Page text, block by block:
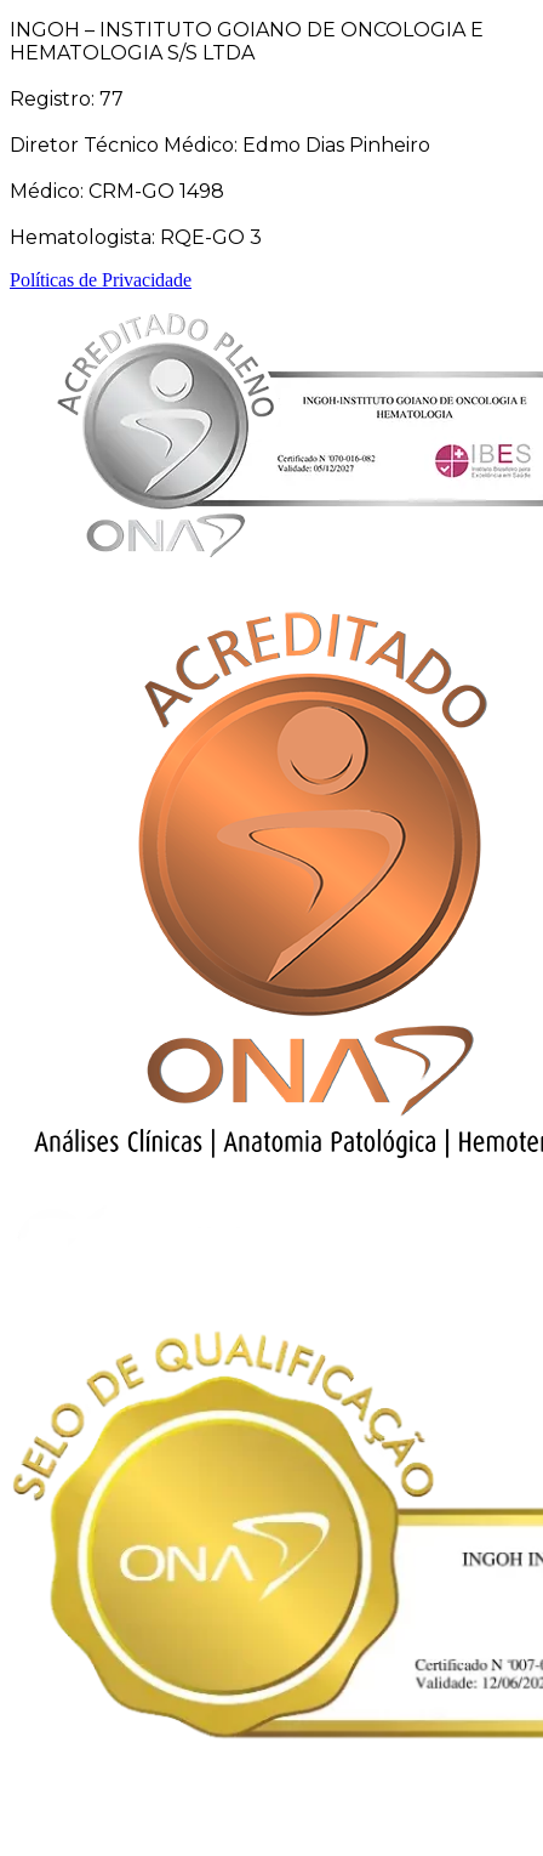
INGOH – INSTITUTO GOIANO DE ONCOLOGIA E
HEMATOLOGIA S/S LTDA
Registro: 77
Diretor Técnico Médico: Edmo Dias Pinheiro
Médico: CRM-GO 1498
Hematologista: RQE-GO 3
Políticas de Privacidade